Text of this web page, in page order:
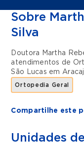
Sobre
Silva
Doutora Martha
atendimentos de
São Lucas em
Ortopedia Geral
Compartilhe este
Unidades